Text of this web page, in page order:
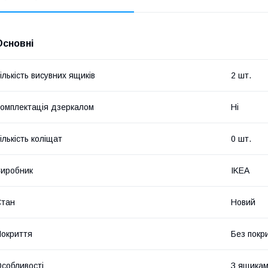
висувних ящиків 2 шт.
дзеркалом Ні
коліщат 0 шт.
IKEA
Новий
Без
З